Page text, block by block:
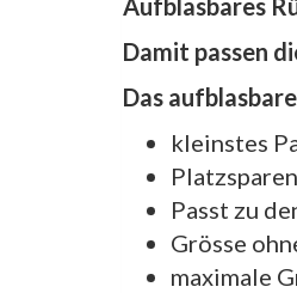
Damit passen
Das
kleinstes
Passt zu
Grösse
maximale